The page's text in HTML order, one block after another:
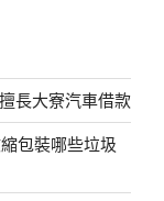
長大寮汽車借款
包裝哪些垃圾